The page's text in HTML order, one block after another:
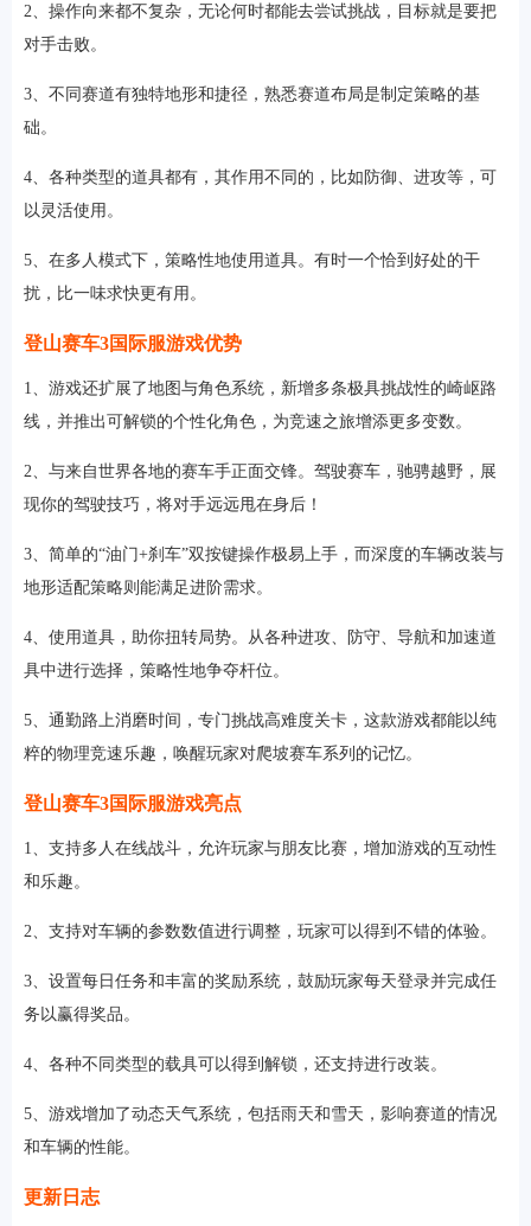
2、操作向来都不复杂，无论何时都能去尝试挑战，目标就是要把
对手击败。
3、不同赛道有独特地形和捷径，熟悉赛道布局是制定策略的基
础。
4、各种类型的道具都有，其作用不同的，比如防御、进攻等，可
以灵活使用。
5、在多人模式下，策略性地使用道具。有时一个恰到好处的干
扰，比一味求快更有用。
登山赛车3国际服游戏优势
1、游戏还扩展了地图与角色系统，新增多条极具挑战性的崎岖路
线，并推出可解锁的个性化角色，为竞速之旅增添更多变数。
2、与来自世界各地的赛车手正面交锋。驾驶赛车，驰骋越野，展
现你的驾驶技巧，将对手远远甩在身后！
3、简单的“油门+刹车”双按键操作极易上手，而深度的车辆改装与
地形适配策略则能满足进阶需求。
4、使用道具，助你扭转局势。从各种进攻、防守、导航和加速道
具中进行选择，策略性地争夺杆位。
5、通勤路上消磨时间，专门挑战高难度关卡，这款游戏都能以纯
粹的物理竞速乐趣，唤醒玩家对爬坡赛车系列的记忆。
登山赛车3国际服游戏亮点
1、支持多人在线战斗，允许玩家与朋友比赛，增加游戏的互动性
和乐趣。
2、支持对车辆的参数数值进行调整，玩家可以得到不错的体验。
3、设置每日任务和丰富的奖励系统，鼓励玩家每天登录并完成任
务以赢得奖品。
4、各种不同类型的载具可以得到解锁，还支持进行改装。
5、游戏增加了动态天气系统，包括雨天和雪天，影响赛道的情况
和车辆的性能。
更新日志